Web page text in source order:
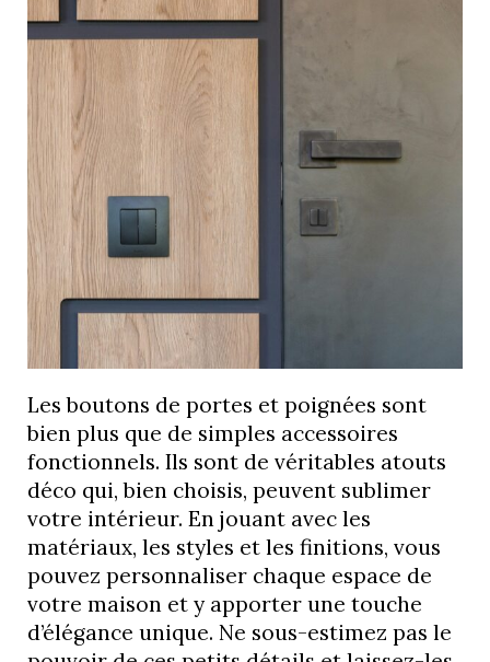
Les boutons de portes et poignées sont
bien plus que de simples accessoires
fonctionnels. Ils sont de véritables atouts
déco qui, bien choisis, peuvent sublimer
votre intérieur. En jouant avec les
matériaux, les styles et les finitions, vous
pouvez personnaliser chaque espace de
votre maison et y apporter une touche
d’élégance unique. Ne sous-estimez pas le